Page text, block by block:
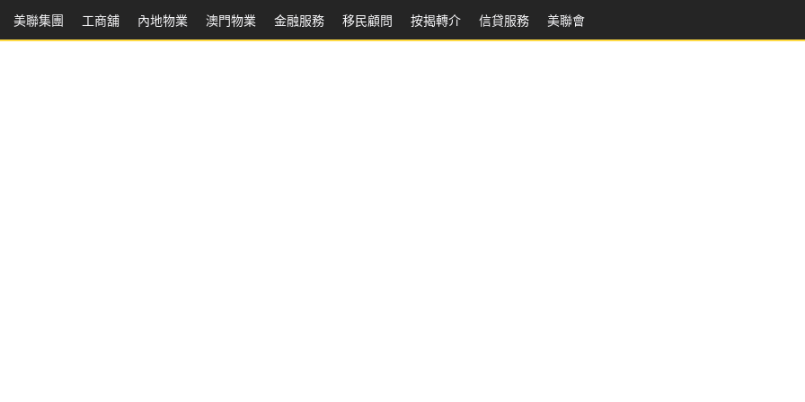
美聯集團 工商舖 內地物業 澳門物業 金融服務 移民顧問 按揭轉介 信貸服務 美聯會